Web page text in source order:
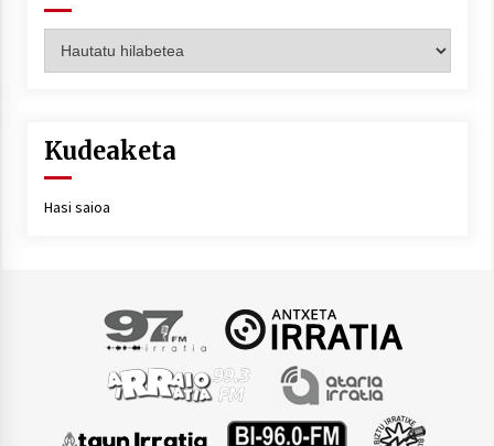
Kudeaketa
Hasi saioa